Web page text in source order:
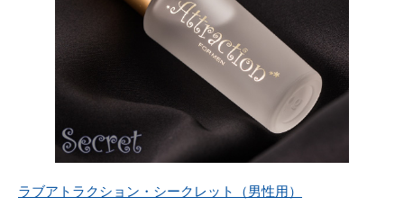
ラブアトラクション・シークレット（男性用）